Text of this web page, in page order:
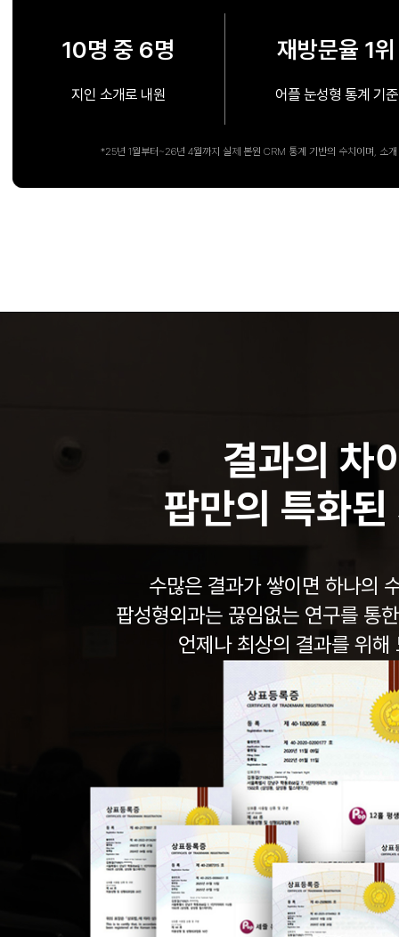
10명 중 6명
지인 소개로 내원
재방문율 1위
어플 눈성형 통계 기준
*25년 1월부터~26년 4월까지 실제 본원 CRM 통계 기반의 수치이며, 소
결과의 차
팝만의 특화
수많은 결과가 쌓이면 하나의
팝성형외과는 끊임없는 연구를 통
언제나 최상의 결과를 위해